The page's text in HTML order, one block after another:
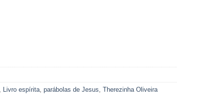
Livro espírita, parábolas de Jesus Therezinha Oliveira